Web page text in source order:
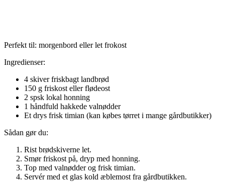
Perfekt til: morgenbord eller let frokost
Ingredienser:
4 skiver friskbagt landbrød
150 g friskost eller flødeost
2 spsk lokal honning
1 håndfuld hakkede valnødder
Et drys frisk timian (kan købes tørret i mange gårdbutikker)
Sådan gør du:
Rist brødskiverne let.
Smør friskost på, dryp med honning.
Top med valnødder og frisk timian.
Servér med et glas kold æblemost fra gårdbutikken.